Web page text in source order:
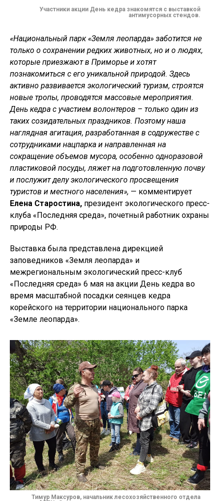
Участники акции День кедра знакомятся с выставкой
антимусорных стендов.
«Национальный парк «Земля леопарда» заботится не
только о сохранении редких животных, но и о людях,
которые приезжают в Приморье и хотят
познакомиться с его уникальной природой. Здесь
активно развивается экологический туризм, строятся
новые тропы, проводятся массовые мероприятия.
День кедра с участием волонтеров – только один из
таких созидательных праздников. Поэтому наша
наглядная агитация, разработанная в содружестве с
сотрудниками нацпарка и направленная на
сокращение объемов мусора, особенно одноразовой
пластиковой посуды, ляжет на подготовленную почву
и послужит делу экологического просвещения
туристов и местного населения», — комментирует
Елена Старостина, президент экологического пресс-
клуба «Последняя среда», почетный работник охраны
природы РФ.
Выставка была представлена дирекцией
заповедников «Земля леопарда» и
межрегиональным экологический пресс-клуб
«Последняя среда» 6 мая на акции День кедра во
время масштабной посадки сеянцев кедра
корейского на территории национального парка
«Земле леопарда».
Тимур Максуров, начальник лесохозяйственного отдела